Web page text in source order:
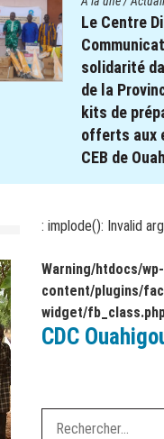
Le Centre
solidarité
de la
kits de
offerts aux
CEB de
26 décembre
: implode(): Invalid
Warning/htdocs/wp-
content/plugins/
widget/
CDC